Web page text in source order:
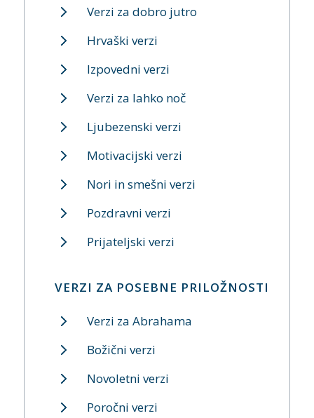
Verzi za dobro jutro
Hrvaški verzi
Izpovedni verzi
Verzi za lahko noč
Ljubezenski verzi
Motivacijski verzi
Nori in smešni verzi
Pozdravni verzi
Prijateljski verzi
VERZI ZA POSEBNE PRILOŽNOSTI
Verzi za Abrahama
Božični verzi
Novoletni verzi
Poročni verzi